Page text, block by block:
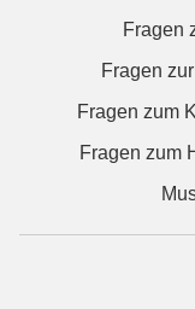
Fragen
Fragen
Fragen zum
Fragen zum